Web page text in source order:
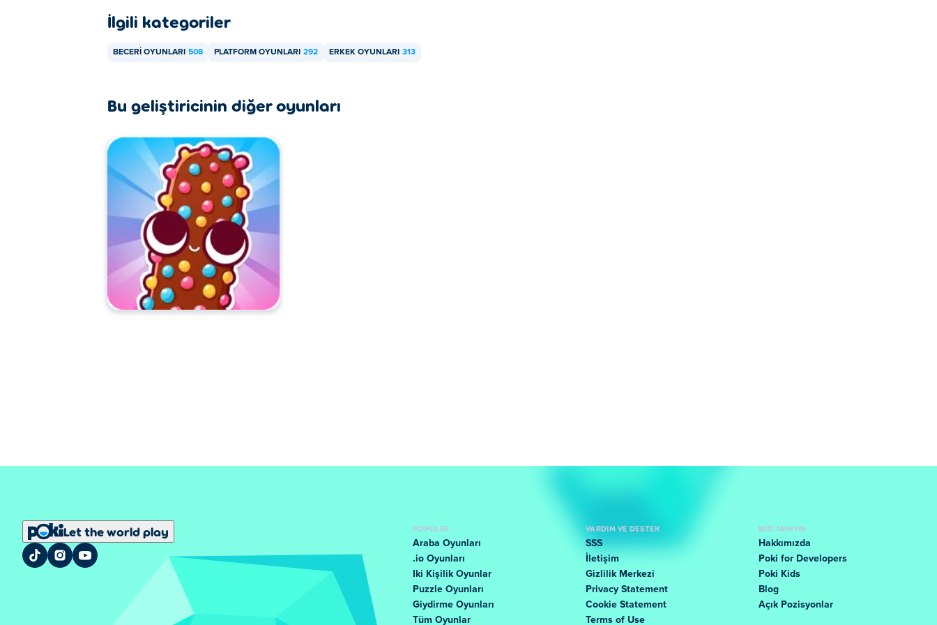
İlgili kategoriler
BECERI OYUNLARI 508 PLATFORM OYUNLARI 292 ERKEK OYUNLARI 313
Bu geliştiricinin diğer oyunları
Let the world play
POPÜLER
Araba Oyunları
.io Oyunları
Iki Kişilik Oyunlar
Puzzle Oyunları
Giydirme Oyunları
Tüm Oyunlar
YARDIM VE DESTEK
SSS
İletişim
Gizlilik Merkezi
Privacy Statement
Cookie Statement
Terms of Use
BIZI TANIYIN
Hakkımızda
Poki for Developers
Poki Kids
Blog
Açık Pozisyonlar